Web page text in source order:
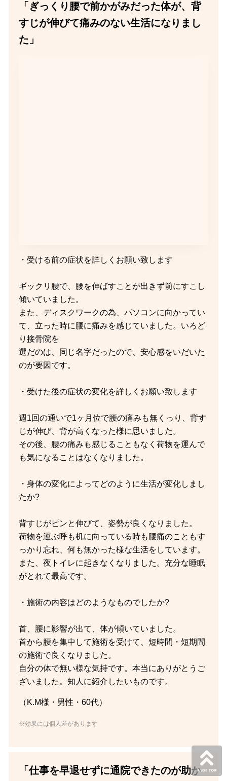
「ぎっくり腰で前かがみだった体が、背
すじが伸びて痛みのない生活になりまし
た」
・受ける前の症状を詳しくお願い致します
ギックリ腰で、腰を伸ばすことが出きず前にすこし
傾いていました。
また、ディスクワークの為、パソコンに向かってい
て、立った時に腰に痛みを感じていました。いろど
り接骨院を
選だのは、同じ名字だったので、安心感をいだいた
のが要因です。
・受けた後の症状の変化を詳しくお願い致します
週1回の通いで1ヶ月位で腰の痛みも無くっり、背す
じが伸び、背が高くなった様に思いました。
その後、腰の痛みも感じることもなく荷物を運んで
も気になることはなくなりました。
・身体の変化によってどのように生活が変化しまし
たか?
背すじがピンと伸びて、姿勢が良くなりました。
荷物を運ぶ呼も机に向っている時も腰痛のこともす
っかり忘れ、何も無かった様な生活をしています。
また、夜トイレに起きなくなりました。充分な睡眠
がとれて最高です。
・施術の内容はどのようなものでしたか?
首、腰に影響が出て、体が傾いていました。
首から腰を集中して施術を受けて、短時間・短期間
の施術で良くなりました。
自分の体で無い様な気持です。本当にありがとうご
ざいました。知人に紹介したいものです。
（K.M様・男性・60代）
※効果には個人差があります
「仕事を早退せずに通院できたのが助か